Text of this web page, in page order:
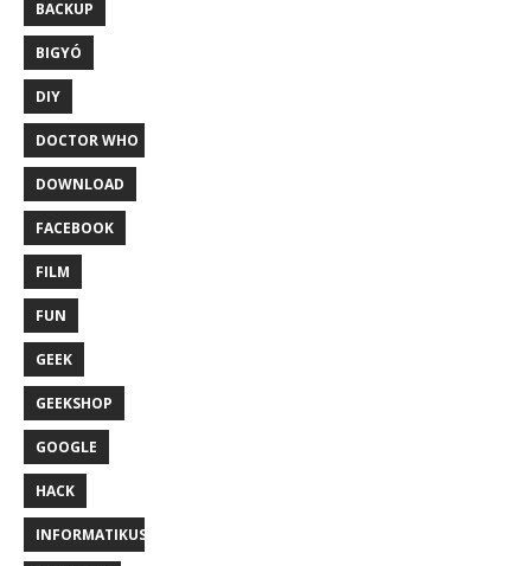
BACKUP
BIGYÓ
DIY
DOCTOR WHO
DOWNLOAD
FACEBOOK
FILM
FUN
GEEK
GEEKSHOP
GOOGLE
HACK
INFORMATIKUS